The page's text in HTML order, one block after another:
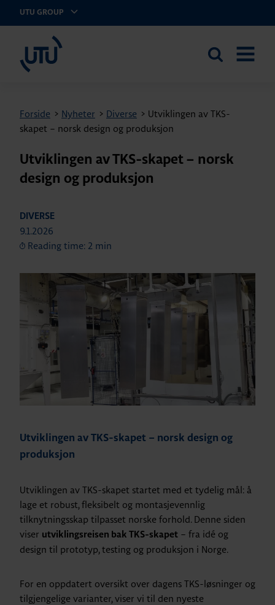
UTU GROUP
Search
Forside > Nyheter > Diverse > Utviklingen av TKS-
skapet – norsk design og produksjon
Utviklingen av TKS-skapet – norsk
design og produksjon
DIVERSE
9.1.2026
Reading time: 2 min
Utviklingen av TKS-skapet – norsk design og
produksjon
Utviklingen av TKS-skapet startet med et tydelig mål: å
lage et robust, fleksibelt og montasjevennlig
tilknytningsskap tilpasset norske forhold. Denne siden
viser utviklingsreisen bak TKS-skapet – fra idé og
design til prototyp, testing og produksjon i Norge.
For en oppdatert oversikt over dagens TKS-løsninger og
tilgjengelige varianter, viser vi til den nyeste